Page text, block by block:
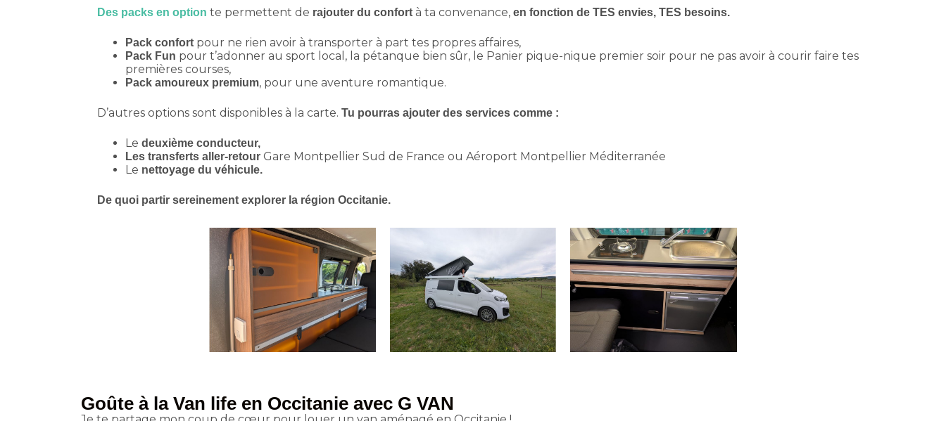
Des packs en option te permettent de rajouter du confortà ta convenance, en fonction de TES envies, TES besoins.
Pack confortpour ne rien avoir à transporter à part tes propres affaires,
Pack Fun pour t’adonner au sport local, la pétanque bien sûr, le Panier pique-nique premier soir pour ne pas avoir à courir faire tes
premières courses,
Pack amoureux premium, pour une aventure romantique.
D’autres options sont disponibles à la carte. Tu pourras ajouter des services comme :
Le deuxième conducteur,
Les transferts aller-retourGare Montpellier Sud de France ou Aéroport Montpellier Méditerranée
Le nettoyage du véhicule.
De quoi partir sereinement explorer la région Occitanie.
Goûte à la Van life en Occitanie avec G VAN